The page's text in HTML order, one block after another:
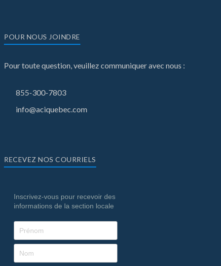
POUR NOUS JOINDRE
Pour toute question, veuillez communiquer avec nous :
855-300-7803
info@aciquebec.com
RECEVEZ NOS COURRIELS
Inscrivez-vous pour recevoir des
informations de la section locale